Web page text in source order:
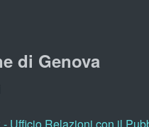
di Genova